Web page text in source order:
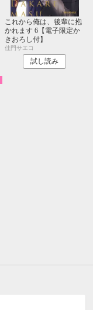
これから俺は、後輩に抱
かれます 6【電子限定か
きおろし付】
佳門サエコ
試し読み